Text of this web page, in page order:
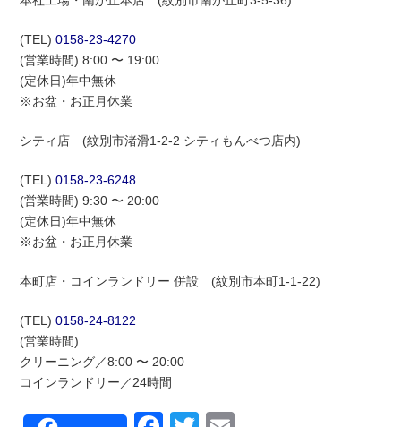
(TEL)0158-23-4270
(営業時間) 8:00 〜 19:00
(定休日)年中無休
※お盆・お正月休業
シティ店 (紋別市渚滑1-2-2 シティもんべつ店内)
(TEL)0158-23-6248
(営業時間) 9:30 〜 20:00
(定休日)年中無休
※お盆・お正月休業
本町店・コインランドリー 併設 (紋別市本町1-1-22)
(TEL)0158-24-8122
(営業時間)
クリーニング／8:00 〜 20:00
コインランドリー／24時間